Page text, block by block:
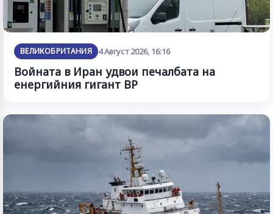
ВЕЛИКОБРИТАНИЯ 4 Август 2026, 16:16
Войната в Иран удвои печалбата на
енергийния гигант BP